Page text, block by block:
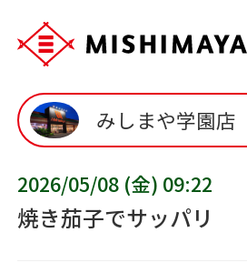
みしまや学園店
2026/05/08 (金) 09:22
焼き茄子でサッパリ